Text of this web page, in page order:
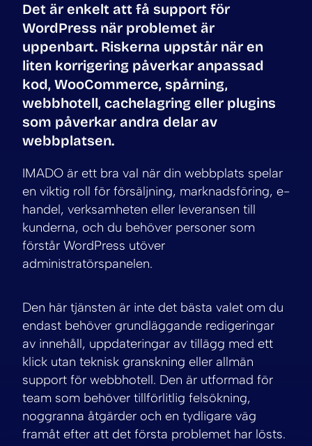
Det är enkelt att få support för
WordPress när problemet är
uppenbart. Riskerna uppstår när en
liten korrigering påverkar anpassad
kod, WooCommerce, spårning,
webbhotell, cachelagring eller plugins
som påverkar andra delar av
webbplatsen.
IMADO är ett bra val när din webbplats spelar
en viktig roll för försäljning, marknadsföring, e-
handel, verksamheten eller leveransen till
kunderna, och du behöver personer som
förstår WordPress utöver
administratörspanelen.
Den här tjänsten är inte det bästa valet om du
endast behöver grundläggande redigeringar
av innehåll, uppdateringar av tillägg med ett
klick utan teknisk granskning eller allmän
support för webbhotell. Den är utformad för
team som behöver tillförlitlig felsökning,
noggranna åtgärder och en tydligare väg
framåt efter att det första problemet har lösts.